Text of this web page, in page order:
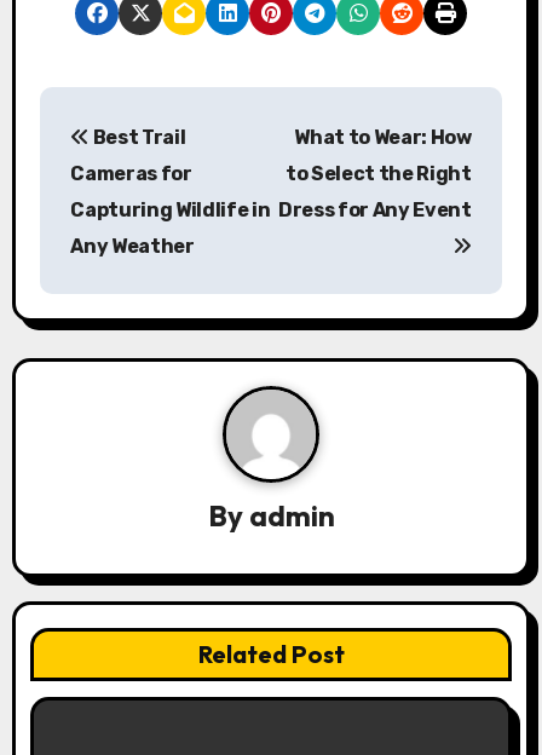
P
n
a
t
o
Best Trail
Cameras for
Capturing Wildlife in
Any Weather
What to Wear: How
to Select the Right
Dress for Any Event
By admin
Related Post